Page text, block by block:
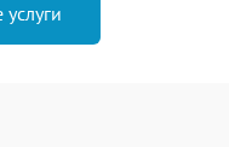
услуги